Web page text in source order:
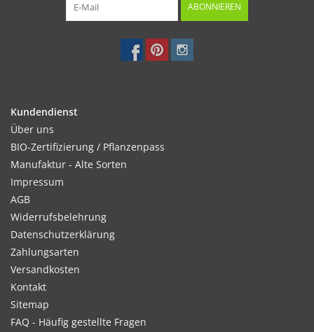
ABONNIEREN
Kundendienst
Über uns
BIO-Zertifizierung / Pflanzenpass
Manufaktur - Alte Sorten
Impressum
AGB
Widerrufsbelehrung
Datenschutzerklärung
Zahlungsarten
Versandkosten
Kontakt
Sitemap
FAQ - Häufig gestellte Fragen